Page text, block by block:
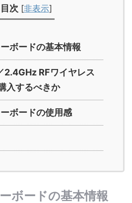
目次 [非表示]
ボードの基本情報
RFワイヤレス
入するべきか
ボードの使用感
ボードの基本情報